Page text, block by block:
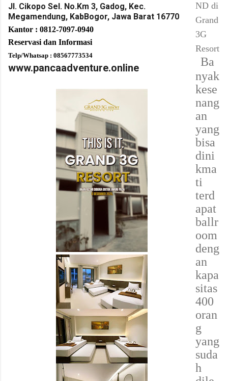
Jl. Cikopo Sel. No.Km 3, Gadog, Kec.
Megamendung, KabBogor, Jawa Barat 16770
Kantor : 0812-7097-0940
Reservasi dan Informasi
Telp/Whatsap : 08567773534
www.pancaadventure.online
ND di
Grand
3G
Resort
Ba
nyak
kese
nang
an
yang
bisa
dini
kma
ti
terd
apat
ballr
oom
deng
an
kapa
sitas
400
oran
g
yang
suda
h